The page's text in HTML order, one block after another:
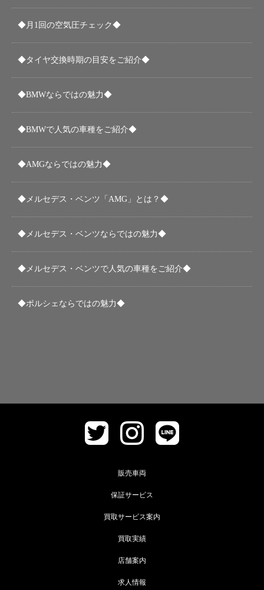
◆月1回の空気圧チェック◆
◆タイヤ交換時期の目安をご紹介◆
◆BMWならではの魅力◆
◆BMWで人気の車種をご紹介◆
◆AMGならではの魅力◆
◆メルセデス・ベンツ「AMG」とは？◆
◆メルセデス・ベンツならではの魅力◆
◆メルセデス・ベンツで人気の車種をご紹介◆
◆ポルシェならではの魅力◆
販売車両
保証サービス
買取サービス案内
買取実績
店舗案内
求人情報